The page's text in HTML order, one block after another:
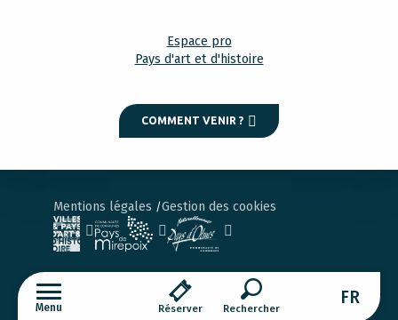
Menu Réserver
FR
Espace pro
Pays d'art et d'histoire
COMMENT VENIR ?
Mentions légales Gestion des cookies